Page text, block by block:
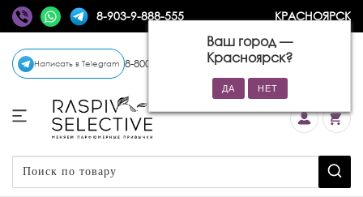
8-903-9-888-555 КРАСНОЯРСК
Ваш город —
Красноярск?
Написать в Telegram 8-800-770-72-34 (бесплатно)